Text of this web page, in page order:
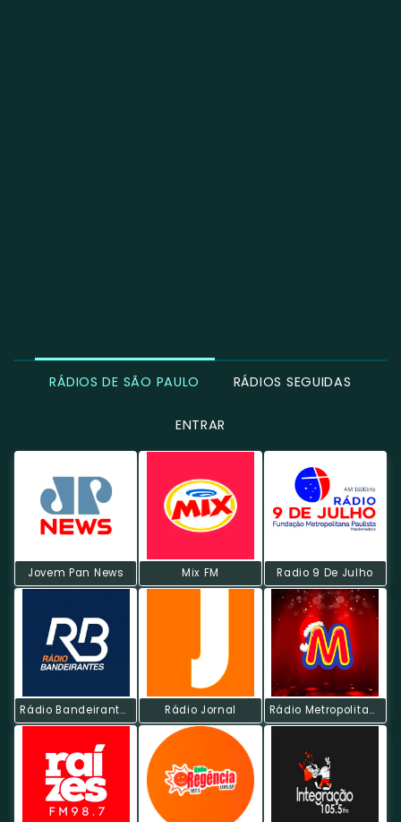
RÁDIOS DE SÃO PAULO RÁDIOS SEGUIDAS
ENTRAR
Jovem Pan News Mix FM Radio 9 De Julho
Rádio Bandeirantes AM Rádio Jornal Rádio Metropolitana